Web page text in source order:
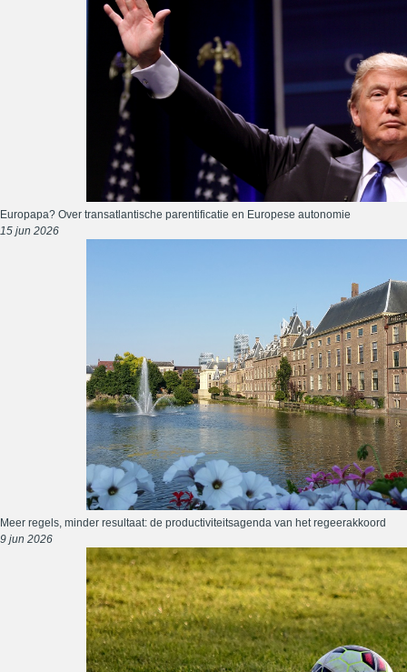
Europapa? Over transatlantische parentificatie en Europese autonomie
15 jun 2026
Meer regels, minder resultaat: de productiviteitsagenda van het regeerakkoord
9 jun 2026